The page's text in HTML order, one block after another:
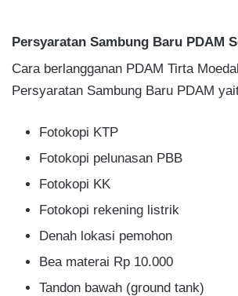
Persyaratan Sambung Baru PDAM
Cara berlangganan PDAM Tirta
Persyaratan Sambung Baru PDAM
Fotokopi KTP
Fotokopi pelunasan PBB
Fotokopi KK
Fotokopi rekening listrik
Denah lokasi pemohon
Bea materai Rp 10.000
Tandon bawah (ground tank)